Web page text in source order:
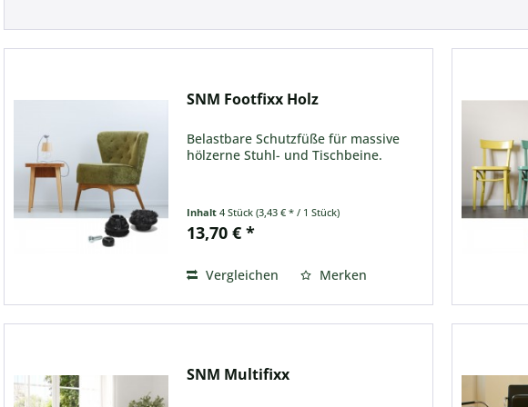
SNM Footfixx Holz
Belastbare Schutzfüße für massive
hölzerne Stuhl- und Tischbeine.
Inhalt4 Stück(3,43 € * / 1 Stück)
13,70 € *
Vergleichen Merken
SNM Multifixx